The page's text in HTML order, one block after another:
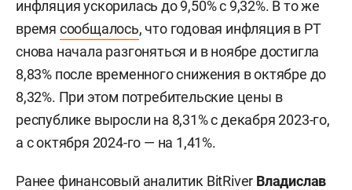
инфляция ускорилась до 9,50% с 9,32%. В то же
время сообщалось, что годовая инфляция в РТ
снова начала разгоняться и в ноябре достигла
8,83% после временного снижения в октябре до
8,32%. При этом потребительские цены в
республике выросли на 8,31% с декабря 2023-го,
а с октября 2024-го — на 1,41%.
Ранее финансовый аналитик BitRiver Владислав